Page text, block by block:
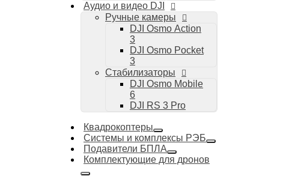
Аудио и видео DJI
Ручные камеры
DJI Osmo Action
3
DJI Osmo Pocket
3
Стабилизаторы
DJI Osmo Mobile
6
DJI RS 3 Pro
Квадрокоптеры
Системы и комплексы РЭБ
Подавители БПЛА
Комплектующие для дронов